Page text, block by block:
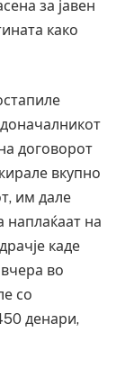
за јавен
како
договорот
вкупно
им дале
наплаќаат на
каде
во
со
денари,